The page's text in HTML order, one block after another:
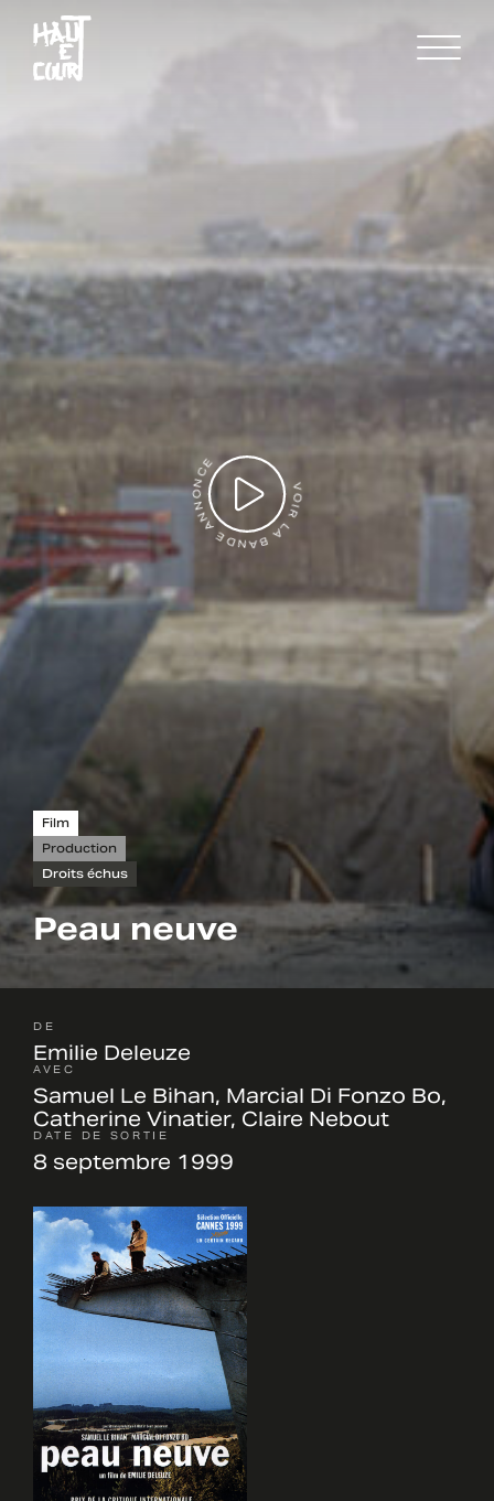
Film
Production
Droits échus
Peau neuve
VOIR LA BANDE ANNONCE
DE
Emilie Deleuze
AVEC
Samuel Le Bihan, Marcial Di Fonzo Bo,
Catherine Vinatier, Claire Nebout
DATE DE SORTIE
8 septembre 1999